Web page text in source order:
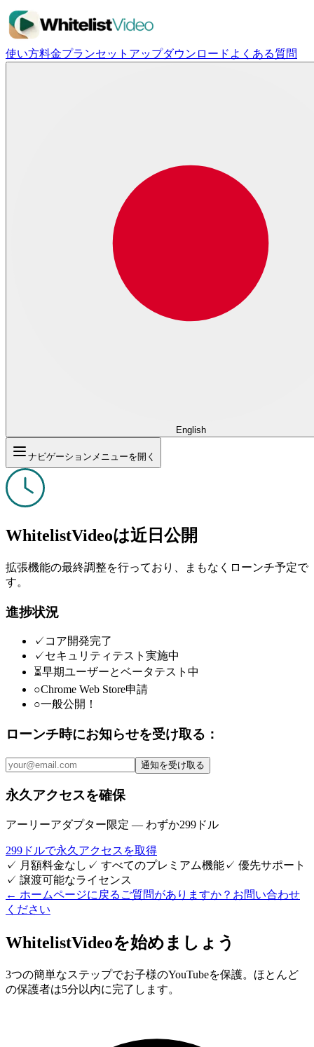
使い方料金プランセットアップダウンロード よくある質問
English
ナビゲーションメニューを開く
WhitelistVideoは近日公開
拡張機能の最終調整を行っており、まもなくローンチ予定で
す。
進捗状況
✓ コア開発完了
✓セキュリティテスト実施中
⏳早期ユーザーとベータテスト中
○Chrome Web Store申請
○一般公開！
ローンチ時にお知らせを受け取る：
通知を受け取る
永久アクセスを確保
アーリーアダプター限定 — わずか299ドル
299ドルで永久アクセスを取得
✓ 月額料金なし ✓ すべてのプレミアム機能✓ 優先サポート
✓ 譲渡可能なライセンス
← ホームページに戻る ご質問がありますか？お問い合わせ
ください
WhitelistVideoを始めましょう
3つの簡単なステップでお子様のYouTubeを保護。ほとんど
の保護者は5分以内に完了します。